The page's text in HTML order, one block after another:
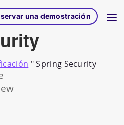
una demostración
"Spring Security